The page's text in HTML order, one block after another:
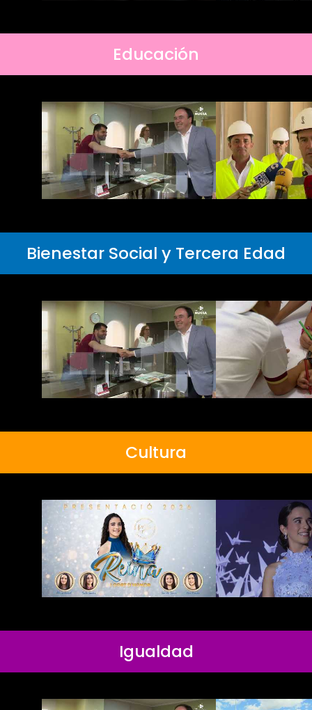
Educación
Bienestar Social y Tercera Edad
Cultura
Igualdad